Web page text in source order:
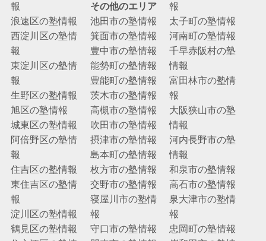
報
浪速区の塾情報
西淀川区の塾情
報
東淀川区の塾情
報
生野区の塾情報
旭区の塾情報
城東区の塾情報
阿倍野区の塾情
報
住吉区の塾情報
東住吉区の塾情
報
淀川区の塾情報
鶴見区の塾情報
その他のエリア
池田市の塾情報
箕面市の塾情報
豊中市の塾情報
能勢町の塾情報
豊能町の塾情報
茨木市の塾情報
高槻市の塾情報
吹田市の塾情報
摂津市の塾情報
島本町の塾情報
枚方市の塾情報
交野市の塾情報
寝屋川市の塾情
報
守口市の塾情報
報
太子町の塾情報
河南町の塾情報
千早赤阪村の塾
情報
富田林市の塾情
報
大阪狭山市の塾
情報
河内長野市の塾
情報
和泉市の塾情報
高石市の塾情報
泉大津市の塾情
報
忠岡町の塾情報